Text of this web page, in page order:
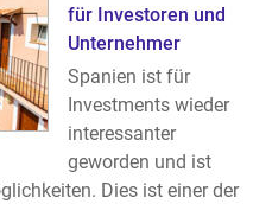
für Investoren und
Unternehmer
Spanien ist für
Investments wieder
interessanter
geworden und ist
Dies ist einer der